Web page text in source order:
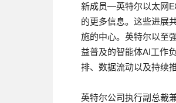
新成员—英特尔以太网
的更多信息。这些进展
施的中心。英特尔以至
益普及的智能体AI工作
排、数据流动以及持续
英特尔公司执行副总裁